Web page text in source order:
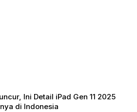
Ini Detail iPad Gen 11 2025
di Indonesia